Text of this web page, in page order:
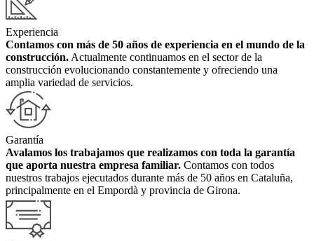
Experiencia
Contamos con más de 50 años de experiencia en el mundo de la
construcción. Actualmente continuamos en el sector de la
construcción evolucionando constantemente y ofreciendo una
amplia variedad de servicios.
Garantía
Avalamos los trabajamos que realizamos con toda la garantía
que aporta nuestra empresa familiar. Contamos con todos
nuestros trabajos ejecutados durante más de 50 años en Cataluña,
principalmente en el Empordà y provincia de Girona.